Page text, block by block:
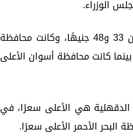
وسجل سعر كيلو الدجاج البلدي للمستهلك العادي في محلات التجزئة، ما بين 33 و48 جنيهًا، وكانت محافظة
سعر كيلو الدواجن البيضاء ما بين 23 إلى 35 جنيهًا، بينما كانت محافظة أسوان الأعلى
31 و40 جنيهًا، وتعتبر محافظة الدقهلية هي الأعلى سعرًا، في